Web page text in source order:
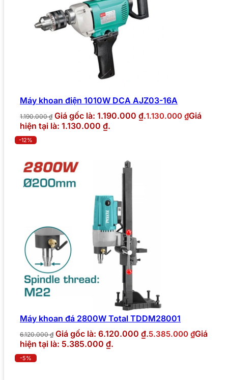
Máy khoan điện 1010W DCA AJZ03-16A
1.190.000₫ Giá gốc là: 1.190.000 ₫.1.130.000 ₫Giá
hiện tại là: 1.130.000 ₫.
-12%
Máy khoan đá 2800W Total TDDM28001
6.120.000₫ Giá gốc là: 6.120.000 ₫.5.385.000 ₫Giá
hiện tại là: 5.385.000 ₫.
-5%